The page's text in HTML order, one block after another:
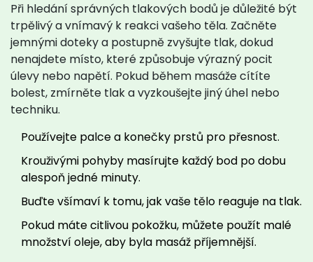
Při hledání správných tlakových bodů je důležité být
trpělivý a vnímavý k reakci vašeho těla. Začněte
jemnými doteky a postupně zvyšujte tlak, dokud
nenajdete místo, které způsobuje výrazný pocit
úlevy nebo napětí. Pokud během masáže cítíte
bolest, zmírněte tlak a vyzkoušejte jiný úhel nebo
techniku.
Používejte palce a konečky prstů pro přesnost.
Krouživými pohyby masírujte každý bod po dobu
alespoň jedné minuty.
Buďte všímaví k tomu, jak vaše tělo reaguje na tlak.
Pokud máte citlivou pokožku, můžete použít malé
množství oleje, aby byla masáž příjemnější.